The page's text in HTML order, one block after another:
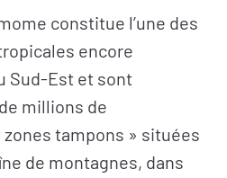
constitue l’une des
encore
Sud-Est et sont
millions de
tampons » situées
de montagnes, dans